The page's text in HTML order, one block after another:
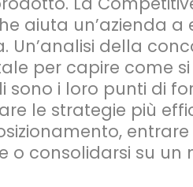
aiuta un’azienda a
Un’analisi della
per capire come
sono i loro punti di
le strategie più
o consolidarsi su un